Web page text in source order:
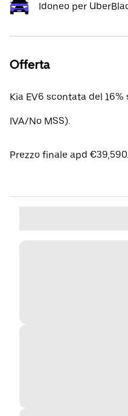
Idoneo per
Offerta
Kia EV6 scontata del
IVA/No MSS).
Prezzo finale apd €39,590.